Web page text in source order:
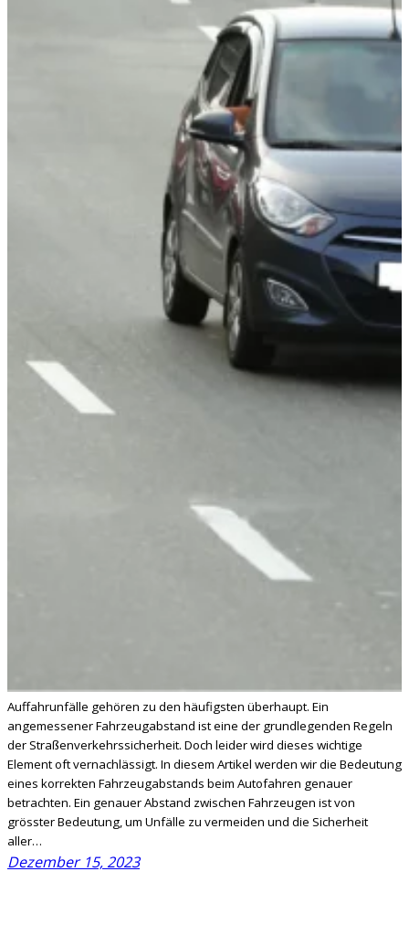
Auffahrunfälle gehören zu den häufigsten überhaupt. Ein
angemessener Fahrzeugabstand ist eine der grundlegenden Regeln
der Straßenverkehrssicherheit. Doch leider wird dieses wichtige
Element oft vernachlässigt. In diesem Artikel werden wir die Bedeutung
eines korrekten Fahrzeugabstands beim Autofahren genauer
betrachten. Ein genauer Abstand zwischen Fahrzeugen ist von
grösster Bedeutung, um Unfälle zu vermeiden und die Sicherheit
aller…
Dezember 15, 2023